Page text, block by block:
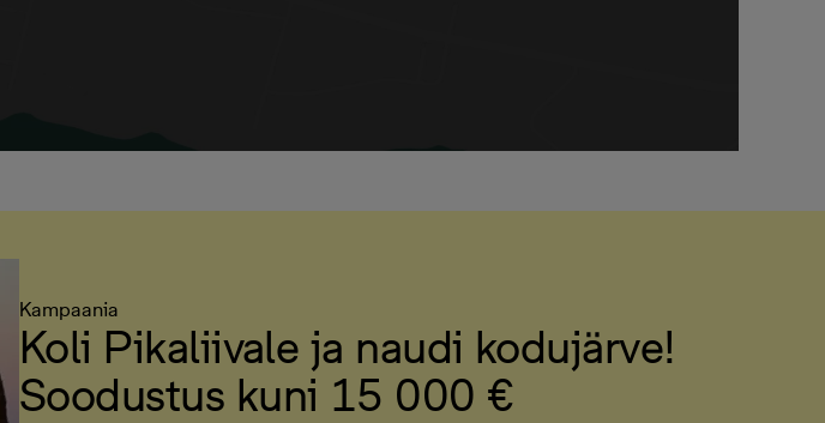
Kampaania
Koli Pikaliivale ja naudi kodujärve!
Soodustus kuni 15 000 €